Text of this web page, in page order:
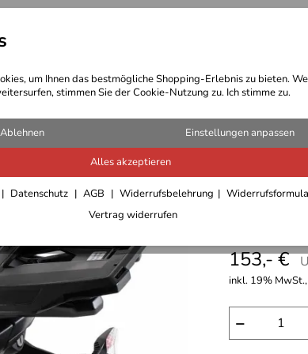
um Ihnen das bestmögliche Shopping-Erlebnis zu bieten.
stimmen Sie der Cookie-Nutzung zu. Ich stimme zu.
Ablehnen Einstellungen anpassen
Alles akzeptieren
Datenschutz AGB Widerrufsbelehrung
Vertrag widerrufen
Outdoor Ausrüstung
Alurack
153,- €
inkl. 19%
−